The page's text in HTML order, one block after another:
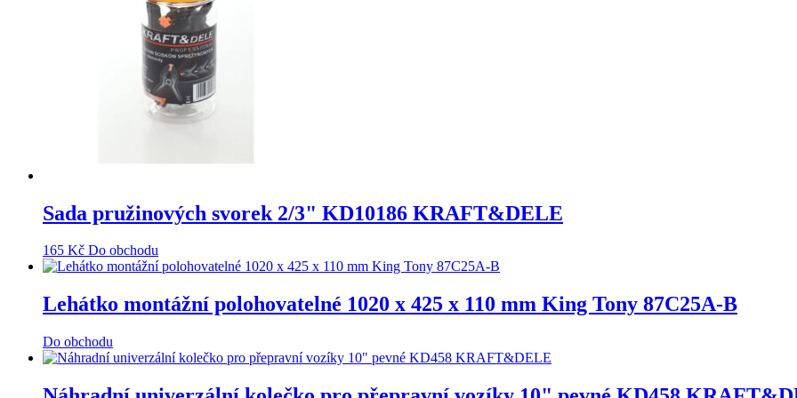
Sada pružinových svorek 2/3" KD10186 KRAFT&DELE
165 Kč Do obchodu
Lehátko montážní polohovatelné 1020 x 425 x 110 mm King Tony 87C25A-B
Do obchodu